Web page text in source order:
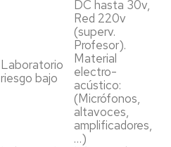
Laboratorio
riesgo bajo
DC hasta 30v,
Red 220v
(superv.
Profesor).
Material
electro-
acústico:
(Micrófonos,
altavoces,
amplificadores,
…)